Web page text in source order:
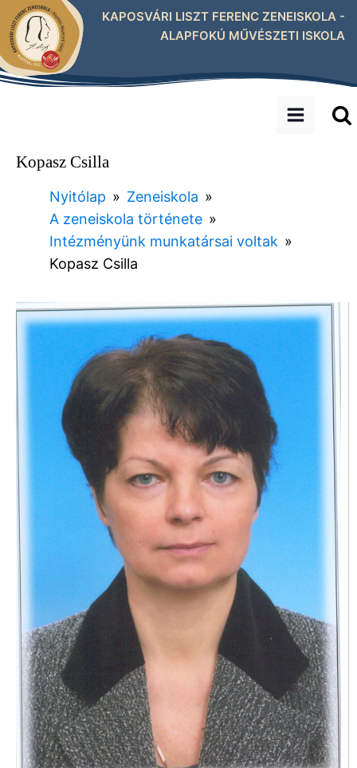
KAPOSVÁRI LISZT FERENC ZENEISKOLA -
ALAPFOKÚ MŰVÉSZETI ISKOLA
Kopasz Csilla
Nyitólap » Zeneiskola »
A zeneiskola története »
Intézményünk munkatársai voltak »
Kopasz Csilla